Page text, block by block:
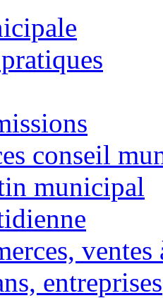
conseil
municipal
ventes
entreprises